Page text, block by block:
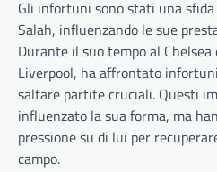
Gli infortuni sono stati una
Salah, influenzando le sue
Durante il suo tempo al
Liverpool, ha affrontato
saltare partite cruciali. Questi
influenzato la sua forma, ma
pressione su di lui per
campo.